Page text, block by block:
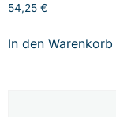
54,25 €
In den Warenkorb